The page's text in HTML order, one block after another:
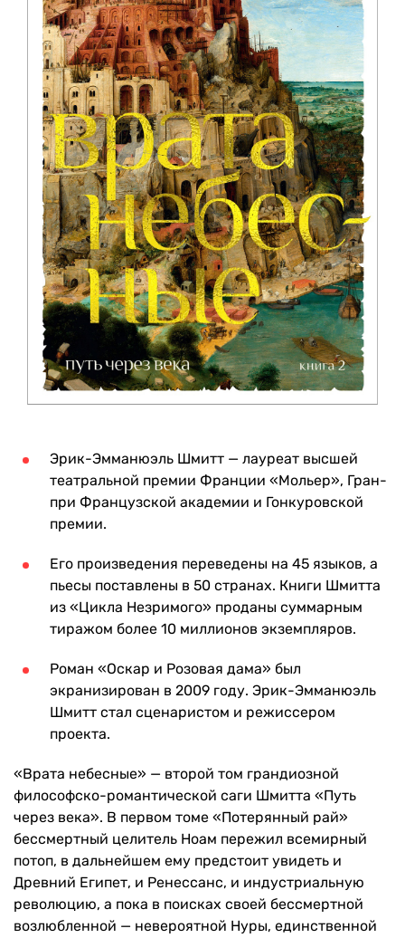
Эрик-Эмманюэль Шмитт — лауреат высшей
театральной премии Франции «Мольер», Гран-
при Французской академии и Гонкуровской
премии.
Его произведения переведены на 45 языков, а
пьесы поставлены в 50 странах. Книги Шмитта
из «Цикла Незримого» проданы суммарным
тиражом более 10 миллионов экземпляров.
Роман «Оскар и Розовая дама» был
экранизирован в 2009 году. Эрик-Эмманюэль
Шмитт стал сценаристом и режиссером
проекта.
«Врата небесные» — второй том грандиозной
философско-романтической саги Шмитта «Путь
через века». В первом томе «Потерянный рай»
бессмертный целитель Ноам пережил всемирный
потоп, в дальнейшем ему предстоит увидеть и
Древний Египет, и Ренессанс, и индустриальную
революцию, а пока в поисках своей бессмертной
возлюбленной — невероятной Нуры, единственной